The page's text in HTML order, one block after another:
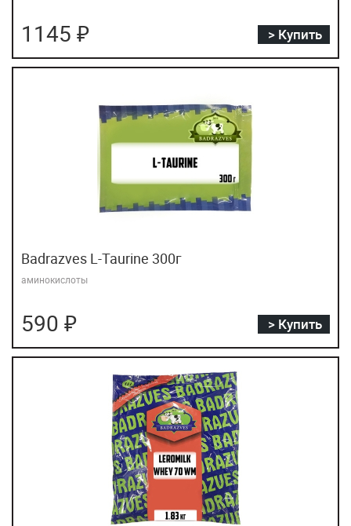
1145 ₽ > Купить
Badrazves L-Taurine 300г
аминокислоты
590 ₽ > Купить